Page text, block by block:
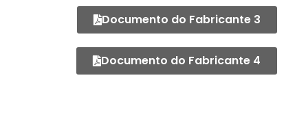
Documento do Fabricante 3
Documento do Fabricante 4